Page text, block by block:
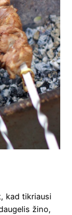
kad tik­riau­si
žino,